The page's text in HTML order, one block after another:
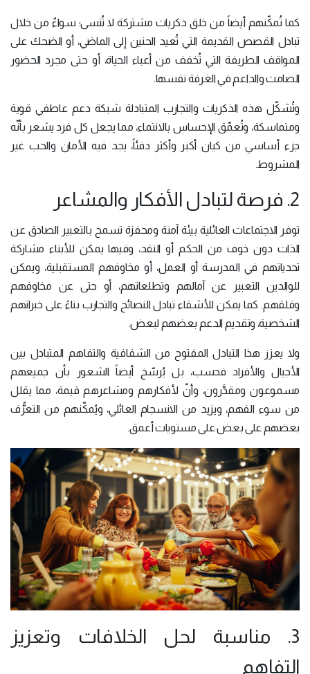
كما تُمكّنهم أيضاً من خلق ذكريات مشتركة لا تُنسى؛ سواءٌ من خلال
تبادل القصص القديمة التي تُعيد الحنين إلى الماضي، أو الضحك على
المواقف الطريفة التي تُخفف من أعباء الحياة، أو حتى مجرد الحضور
الصامت والداعم في الغرفة نفسها.
وتُشكّل هذه الذكريات والتجارب المتبادلة شبكة دعم عاطفي قوية
ومتماسكة، وتُعمّق الإحساس بالانتماء، مما يجعل كل فرد يشعر بأنّه
جزء أساسي من كيان أكبر وأكثر دفئاً، يجد فيه الأمان والحب غير
المشروط.
2. فرصة لتبادل الأفكار والمشاعر
توفر الاجتماعات العائلية بيئة آمنة ومحفزة تسمح بالتعبير الصادق عن
الذات دون خوف من الحكم أو النقد، وفيها يمكن للأبناء مشاركة
تحدياتهم في المدرسة أو العمل، أو مخاوفهم المستقبلية، ويمكن
للوالدين التعبير عن آمالهم وتطلعاتهم، أو حتى عن مخاوفهم
وقلقهم. كما يمكن للأشقاء تبادل النصائح والتجارب بناءً على خبراتهم
الشخصية، وتقديم الدعم بعضهم لبعض.
ولا يعزز هذا التبادل المفتوح من الشفافية والتفاهم المتبادل بين
الأجيال والأفراد فحسب، بل يُرسّخ أيضاً الشعور بأن جميعهم
مسموعون ومقدَّرون، وأنّ لأفكارهم ومشاعرهم قيمة، مما يقلل
من سوء الفهم، ويزيد من الانسجام العائلي، ويُمكّنهم من التعرُّف
بعضهم على بعض على مستويات أعمق.
3. مناسبة لحل الخلافات وتعزيز
التفاهم